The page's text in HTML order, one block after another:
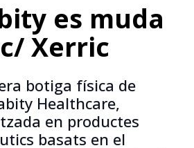
es muda
Xerric
botiga física de
Healthcare,
en productes
basats en el